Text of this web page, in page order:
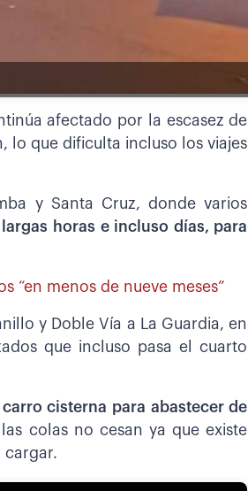
afectado por la escasez de
lo que dificulta incluso los viajes
y Santa Cruz, donde varios
horas e incluso días, para
“en menos de nueve meses”
y Doble Vía a La Guardia, en
que incluso pasa el cuarto
carro cisterna para abastecer de
colas no cesan ya que existe
cargar.